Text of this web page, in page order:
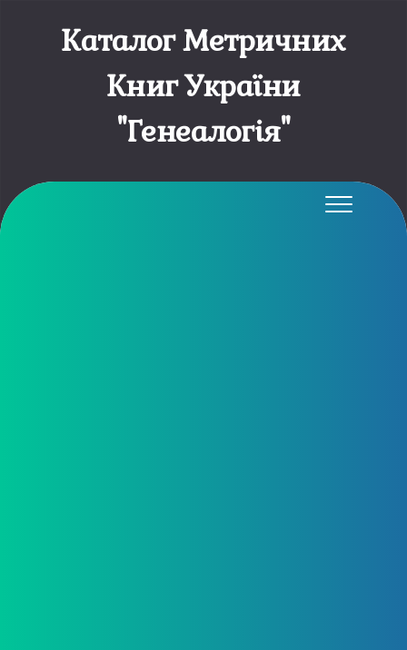
Каталог Метричних
Книг України
"Генеалогія"